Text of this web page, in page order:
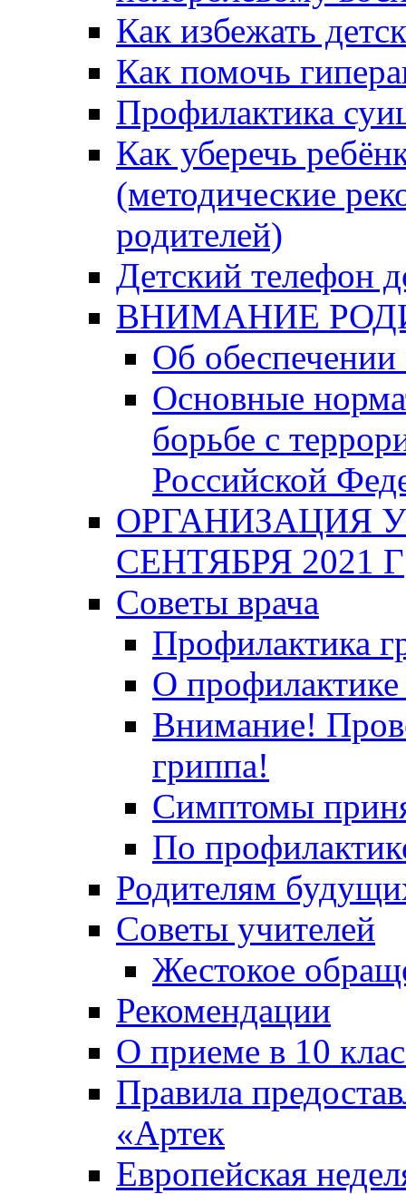
Как избежать
Как помочь
Профилактика
Как уберечь
(методические
родителей)
Детский телефон
ВНИМАНИЕ
Об обеспечении
Основные
борьбе с
Российской
ОРГАНИЗАЦИЯ
СЕНТЯБРЯ 2021 Г
Советы врача
Профилактика
О профилактике
Внимание!
гриппа!
Симптомы
По
Родителям
Советы учителей
Жестокое
Рекомендации
О приеме в 10
Правила
«Артек
Европейская